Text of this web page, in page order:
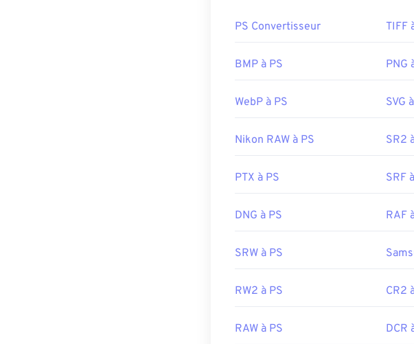
PS Convertisseur TIFF
BMP à PS PNG
WebP à PS SVG
Nikon RAW à PS SR2
PTX à PS SRF
DNG à PS RAF
SRW à PS
RW2 à PS CR2
RAW à PS DCR